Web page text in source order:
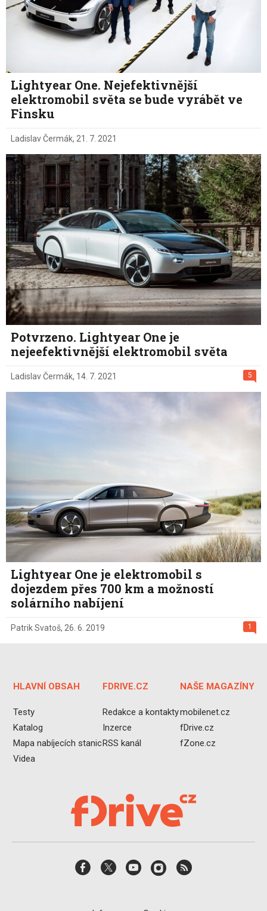
Lightyear One. Nejefektivnější
elektromobil světa se bude vyrábět ve
Finsku
Ladislav Čermák, 21. 7. 2021
Potvrzeno. Lightyear One je
nejeefektivnější elektromobil světa
5
Ladislav Čermák, 14. 7. 2021
Lightyear One je elektromobil s
dojezdem přes 700 km a možností
solárního nabíjení
1
Patrik Svatoš, 26. 6. 2019
HLAVNÍ OBSAH
Testy
Katalog
Mapa nabíjecích stanic
Videa
FDRIVE.CZ
Redakce a kontakty
Inzerce
RSS kanál
NAŠE MAGAZÍNY
mobilenet.cz
fDrive.cz
fZone.cz